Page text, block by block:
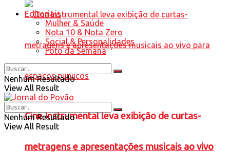
Cine Instrumental leva exibição de curtas-
metragens e apresentações musicais ao vivo
Editoriais
Mulher & Saúde
Nota 10 & Nota Zero
Social & Personalidades
Foto da Semana
Nenhum Resultado
View All Result
Nenhum Resultado
View All Result